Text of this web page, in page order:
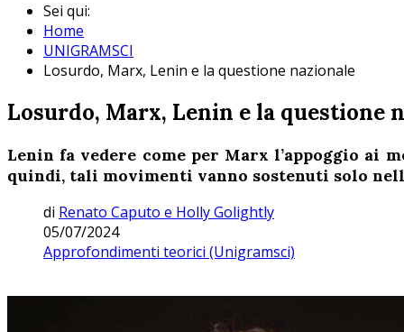
Sei qui:
Home
UNIGRAMSCI
Losurdo, Marx, Lenin e la questione nazionale
Losurdo, Marx, Lenin e la questione
Lenin fa vedere come per Marx l’appoggio ai
quindi, tali movimenti vanno sostenuti solo
di Renato Caputo e Holly Golightly
05/07/2024
Approfondimenti teorici (Unigramsci)